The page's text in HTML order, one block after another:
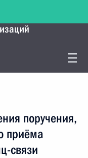
с
поручения,
приёма
связи